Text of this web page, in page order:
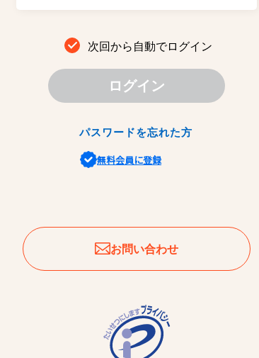
次回から自動でログイン
ログイン
パスワードを忘れた方
無料会員に登録
お問い合わせ